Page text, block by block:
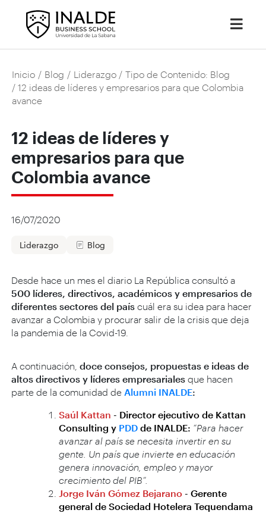
Inicio / Blog / Liderazgo / Tipo de Contenido: Blog
/ 12 ideas de líderes y empresarios para que Colombia
avance
12 ideas de líderes y
empresarios para que
Colombia avance
16/07/2020
Liderazgo Blog
Desde hace un mes el diario La República consultó a
500 líderes, directivos, académicos y empresarios de
diferentes sectores del país cuál era su idea para hacer
avanzar a Colombia y procurar salir de la crisis que deja
la pandemia de la Covid-19.
A continuación,doce consejos, propuestas e ideas de
altos directivos y líderes empresarialesque hacen
parte de la comunidad de Alumni INALDE:
Saúl Kattan- Director ejecutivo de Kattan
Consulting y PDD de INALDE: “Para hacer
avanzar al país se necesita invertir en su
gente. Un país que invierte en educación
genera innovación, empleo y mayor
crecimiento del PIB”.
Jorge Iván Gómez Bejarano- Gerente
general de Sociedad Hotelera Tequendama